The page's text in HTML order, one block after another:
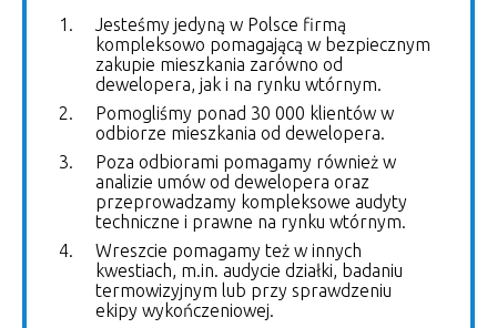
Jesteśmy jedyną w Polsce firmą
kompleksowo pomagającą w bezpiecznym
zakupie mieszkania zarówno od
dewelopera, jak i na rynku wtórnym.
Pomogliśmy ponad 30 000 klientów w
odbiorze mieszkania od dewelopera.
Poza odbiorami pomagamy również w
analizie umów od dewelopera oraz
przeprowadzamy kompleksowe audyty
techniczne i prawne na rynku wtórnym.
Wreszcie pomagamy też w innych
kwestiach, m.in. audycie działki, badaniu
termowizyjnym lub przy sprawdzeniu
ekipy wykończeniowej.